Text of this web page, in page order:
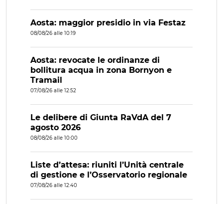
Aosta: maggior presidio in via Festaz
08/08/26 alle 10:19
Aosta: revocate le ordinanze di
bollitura acqua in zona Bornyon e
Tramail
07/08/26 alle 12:52
Le delibere di Giunta RaVdA del 7
agosto 2026
08/08/26 alle 10:00
Liste d’attesa: riuniti l’Unità centrale
di gestione e l’Osservatorio regionale
07/08/26 alle 12:40